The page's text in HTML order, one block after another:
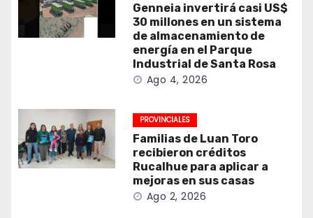
Genneia invertirá casi US$
30 millones en un sistema
de almacenamiento de
energía en el Parque
Industrial de Santa Rosa
Ago 4, 2026
PROVINCIALES
Familias de Luan Toro
recibieron créditos
Rucalhue para aplicar a
mejoras en sus casas
Ago 2, 2026